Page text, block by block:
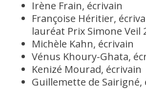
Irène Frain, écrivain
Françoise Héritier,
lauréat Prix Simone Veil
Michèle Kahn, écrivain
Vénus Khoury-Ghata,
Kenizé Mourad, écrivain
Guillemette de Sairigné,